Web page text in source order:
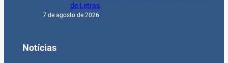
de Letras
7 de agosto de 2026
Notícias